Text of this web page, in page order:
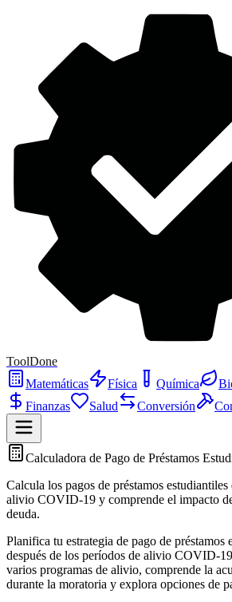
ToolDone
Matemáticas
Física Química
Finanzas
Salud Conversión
Calculadora de Pago de Préstamos
Calcula los pagos de préstamos
alivio COVID-19 y comprende el impacto
deuda.
Planifica tu estrategia de pago de préstamos
después de los períodos de alivio COVID-
varios programas de alivio, comprende la
durante la moratoria y explora opciones de